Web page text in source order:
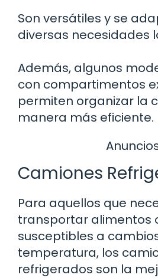
Son versátiles y se
diversas necesidades
Además, algunos
con compartimentos
permiten organizar la
manera más eficiente.
Camiones
Para aquellos que
transportar alimentos
susceptibles a
temperatura, los
refrigerados son la